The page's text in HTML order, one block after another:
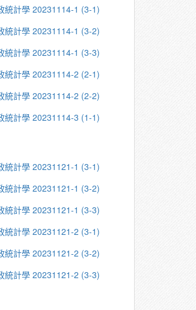
統計學 20231114-1 (3-1)
統計學 20231114-1 (3-2)
統計學 20231114-1 (3-3)
統計學 20231114-2 (2-1)
統計學 20231114-2 (2-2)
統計學 20231114-3 (1-1)
統計學 20231121-1 (3-1)
統計學 20231121-1 (3-2)
統計學 20231121-1 (3-3)
統計學 20231121-2 (3-1)
統計學 20231121-2 (3-2)
統計學 20231121-2 (3-3)